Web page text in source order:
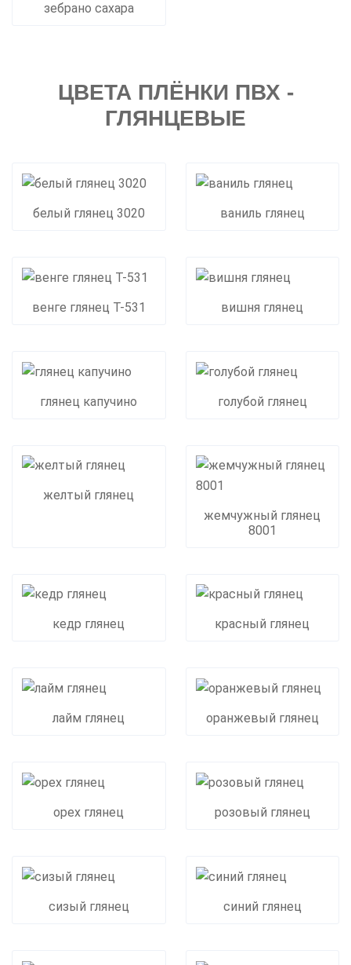
зебрано сахара
ЦВЕТА ПЛЁНКИ ПВХ -
ГЛЯНЦЕВЫЕ
белый глянец 3020 ваниль глянец
венге глянец Т-531 вишня глянец
глянец капучино голубой глянец
желтый глянец
жемчужный глянец
8001
кедр глянец красный глянец
лайм глянец оранжевый глянец
орех глянец розовый глянец
сизый глянец синий глянец